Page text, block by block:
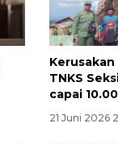
TNKS
capai
21 Juni 2026